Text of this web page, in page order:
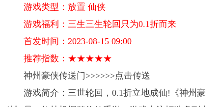
游戏类型：放置 仙侠
游戏福利：三生三生轮回只为0.1折而来
首发时间：2023-08-15 09:00
推荐指数：★★★★★
神州豪侠传送门>>>>>>点击传送
游戏简介：三世轮回，0.1折立地成仙!《神州豪